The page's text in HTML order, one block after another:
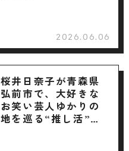
2026.06.06
桜井日奈子が青森県
弘前市で、大好きな
お笑い芸人ゆかりの
地を巡る“推し活”旅